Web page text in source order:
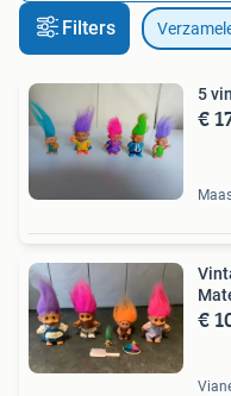
Filters
5
€
€